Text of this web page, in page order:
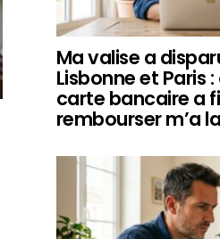
Ma valise a
Lisbonne et Paris
carte bancaire a
rembourser m’a